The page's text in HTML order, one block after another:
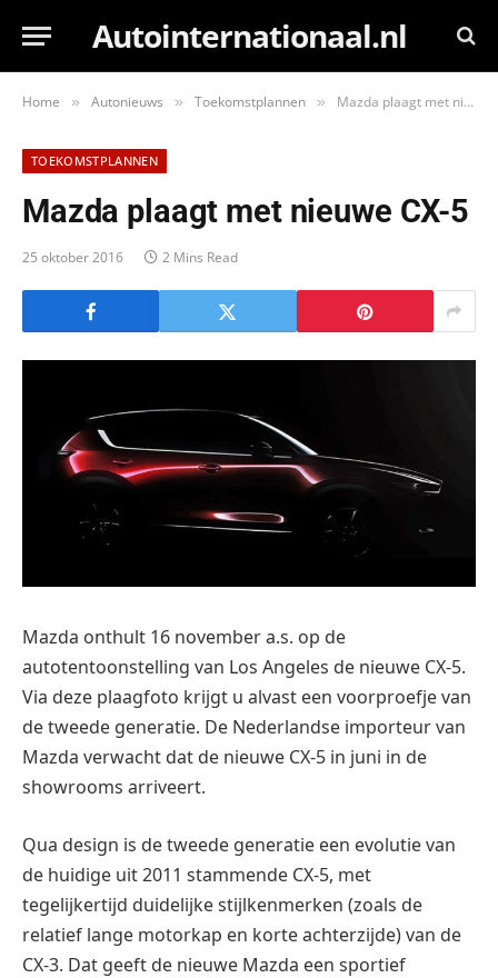
Autointernationaal.nl
Home » Autonieuws » Toekomstplannen » Mazda plaagt met nieuwe CX-5
TOEKOMSTPLANNEN
Mazda plaagt met nieuwe CX-5
25 oktober 2016 2 Mins Read
Mazda onthult 16 november a.s. op de
autotentoonstelling van Los Angeles de nieuwe CX-5.
Via deze plaagfoto krijgt u alvast een voorproefje van
de tweede generatie. De Nederlandse importeur van
Mazda verwacht dat de nieuwe CX-5 in juni in de
showrooms arriveert.
Qua design is de tweede generatie een evolutie van
de huidige uit 2011 stammende CX-5, met
tegelijkertijd duidelijke stijlkenmerken (zoals de
relatief lange motorkap en korte achterzijde) van de
CX-3. Dat geeft de nieuwe Mazda een sportief